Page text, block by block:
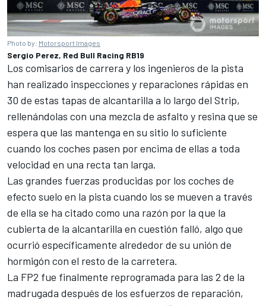
Photo by: Motorsport Images
Sergio Perez, Red Bull Racing RB19
Los comisarios de carrera y los ingenieros de la pista
han realizado inspecciones y reparaciones rápidas en
30 de estas tapas de alcantarilla a lo largo del Strip,
rellenándolas con una mezcla de asfalto y resina que se
espera que las mantenga en su sitio lo suficiente
cuando los coches pasen por encima de ellas a toda
velocidad en una recta tan larga.
Las grandes fuerzas producidas por los coches de
efecto suelo en la pista cuando los se mueven a través
de ella se ha citado como una razón por la que la
cubierta de la alcantarilla en cuestión falló, algo que
ocurrió específicamente alrededor de su unión de
hormigón con el resto de la carretera.
La FP2 fue finalmente reprogramada para las 2 de la
madrugada después de los esfuerzos de reparación,